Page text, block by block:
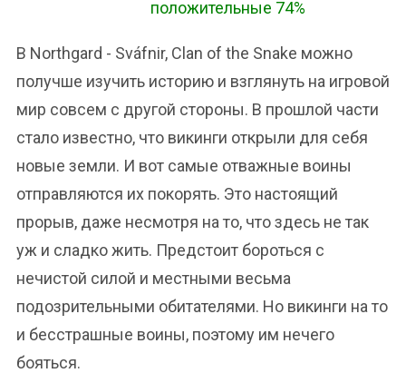
положительные 74%
В Northgard - Sváfnir, Clan of the Snake можно
получше изучить историю и взглянуть на игровой
мир совсем с другой стороны. В прошлой части
стало известно, что викинги открыли для себя
новые земли. И вот самые отважные воины
отправляются их покорять. Это настоящий
прорыв, даже несмотря на то, что здесь не так
уж и сладко жить. Предстоит бороться с
нечистой силой и местными весьма
подозрительными обитателями. Но викинги на то
и бесстрашные воины, поэтому им нечего
бояться.